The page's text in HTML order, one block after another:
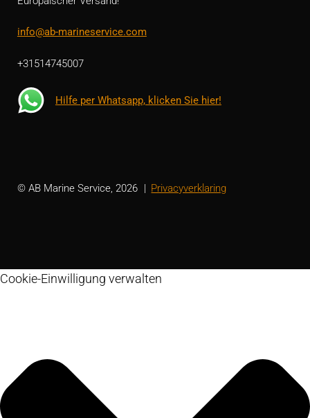
info@ab-marineservice.com
+31514745007
Hilfe per Whatsapp, klicken Sie hier!
© AB Marine Service, 2026 Privacyverklaring
Cookie-Einwilligung verwalten